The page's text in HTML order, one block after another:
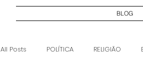
BLOG
All Posts POLÍTICA RELIGIÃO